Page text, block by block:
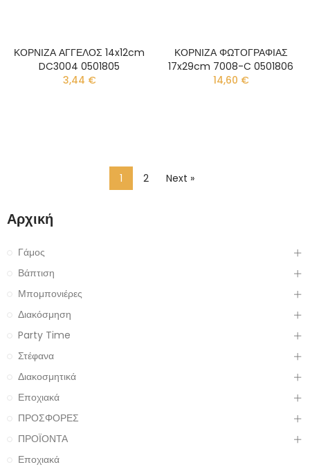
ΚΟΡΝΙΖΑ ΑΓΓΕΛΟΣ 14x12cm
DC3004 0501805
3,44 €
ΚΟΡΝΙΖΑ ΦΩΤΟΓΡΑΦΙΑΣ
17x29cm 7008-C 0501806
14,60 €
1 2 Next »
Αρχική
Γάμος
Βάπτιση
Μπομπονιέρες
Διακόσμηση
Party Time
Στέφανα
Διακοσμητικά
Εποχιακά
ΠΡΟΣΦΟΡΕΣ
ΠΡΟΪΟΝΤΑ
Εποχιακά